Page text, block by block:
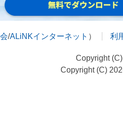
/ALiNKインターネット ） 利
Copyright
Copyright (C)